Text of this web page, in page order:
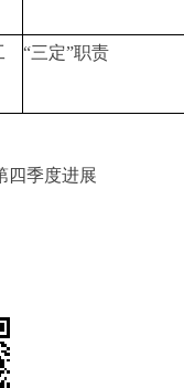
“三定”职责
四季度进展